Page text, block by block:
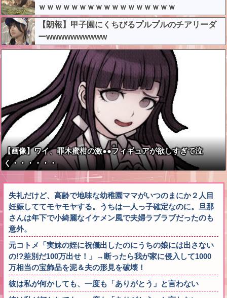
ｗｗｗｗｗｗｗｗｗｗｗｗｗｗｗｗｗ
【朗報】甲子園にくちびるプルプルのチアリーダ
ーwwwwwwwwww
【画像】ワイ、罪木蜜柑の激●●フィギュアが欲しすぎて泣
く・・・・・・
失礼だけど、高齢で地味な幼稚園ママがいつのまにか２人目
妊娠しててモヤモヤする。うちは一人っ子確定なのに。旦那
さんは年下で小綺麗なイケメン風で夫婦ラブラブだったのも
意外。
元コトメ「実妹の姪に祝儀出したのにうちの娘には出さない
の!?差別だ100万出せ！」→断ったら我が家に侵入して1000
万相当の宝飾品を泥＆夫の形見を破壊！
彼は私が何かしても、一度も「ありがとう」と言わない